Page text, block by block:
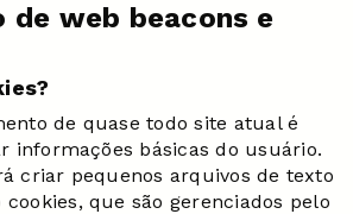
de web beacons e
de quase todo site atual é
informações básicas do usuário.
criar pequenos arquivos de texto
que são gerenciados pelo